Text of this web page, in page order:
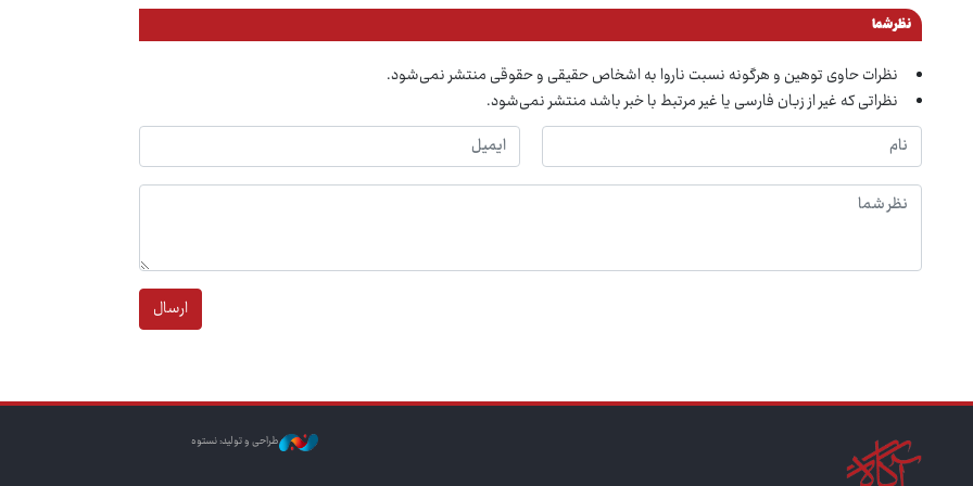
نظر شما
نظرات حاوی توهین و هرگونه نسبت ناروا به اشخاص حقیقی و حقوقی منتشر نمی‌شود.
نظراتی که غیر از زبان فارسی یا غیر مرتبط با خبر باشد منتشر نمی‌شود.
ارسال
طراحی و تولید: نستوه